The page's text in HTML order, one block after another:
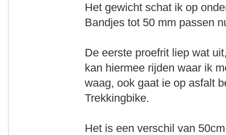
Het gewicht schat ik op
Bandjes tot 50 mm passen
De eerste proefrit liep wat
kan hiermee rijden waar ik
waag, ook gaat ie op asfalt
Trekkingbike.
Het is een verschil van